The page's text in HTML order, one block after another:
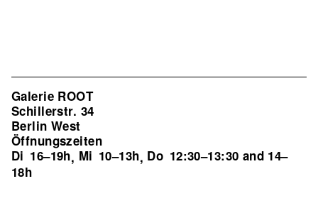
Galerie ROOT
Schillerstr. 34
Berlin West
Öffnungszeiten
Di 16–19h, Mi 10–13h, Do 12:30–13:30 and 14–
18h